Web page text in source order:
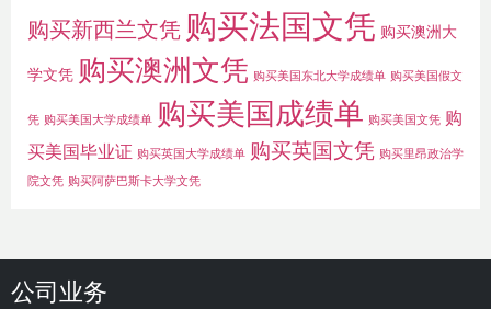
购买新西兰文凭 购买法国文凭 购买澳洲大
学文凭 购买澳洲文凭 购买美国东北大学成绩单 购买美国假文
凭 购买美国大学成绩单 购买美国成绩单 购买美国文凭 购
买美国毕业证 购买英国大学成绩单 购买英国文凭 购买里昂政治学
院文凭 购买阿萨巴斯卡大学文凭
公司业务